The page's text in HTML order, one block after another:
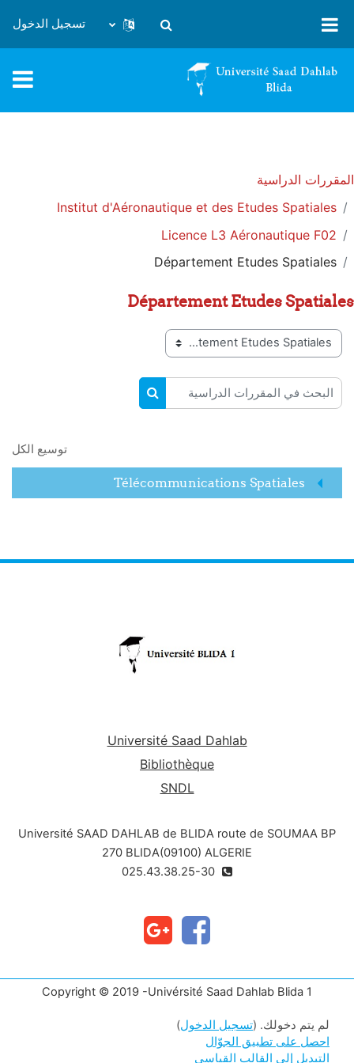
تبديل إدخال البحث
تسجيل الدخول
المقررات الدراسية
Institut d'Aéronautique et des Etudes Spatiales
Licence L3 Aéronautique F02
Département Etudes Spatiales
Département Etudes Spatiales
تصنيفات المقررات
البحث في المقررات الدراسية
البحث في المقررات الدراسية
توسيع الكل
Télécommunications Spatiales
Université Saad Dahlab
Bibliothèque
SNDL
Université SAAD DAHLAB de BLIDA route de SOUMAA BP
270 BLIDA(09100) ALGERIE
Copyright © 2019 -Univérsité Saad Dahlab Blida 1
لم يتم دخولك. (تسجيل الدخول)
احصل على تطبيق الجوّال
التبديل إلى القالب القياسي